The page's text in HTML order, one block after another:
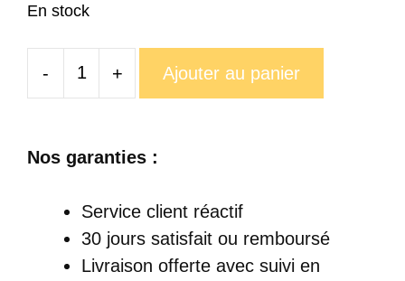
En stock
-
quantité
Caca
Colère
+ Ajouter au panier
Nos garanties :
Service client réactif
30 jours satisfait ou remboursé
Livraison offerte avec suivi en